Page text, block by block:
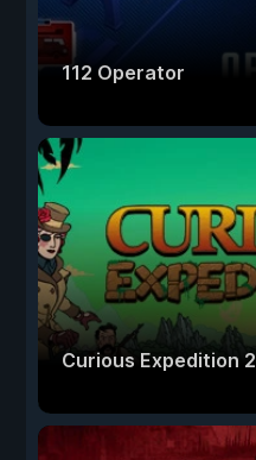
112 Operator
Curious Expedition 2